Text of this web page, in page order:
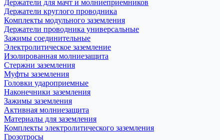
Держатели для мачт и молниеприемников
Держатели круглого проводника
Комплекты модульного заземления
Держатели проводника универсальные
Зажимы соединительные
Электролитическое заземление
Изолированная молниезащита
Стержни заземления
Муфты заземления
Головки удароприемные
Наконечники заземления
Зажимы заземления
Активная молниезащита
Материалы для заземления
Комплекты электролитического заземления
Грозотросы